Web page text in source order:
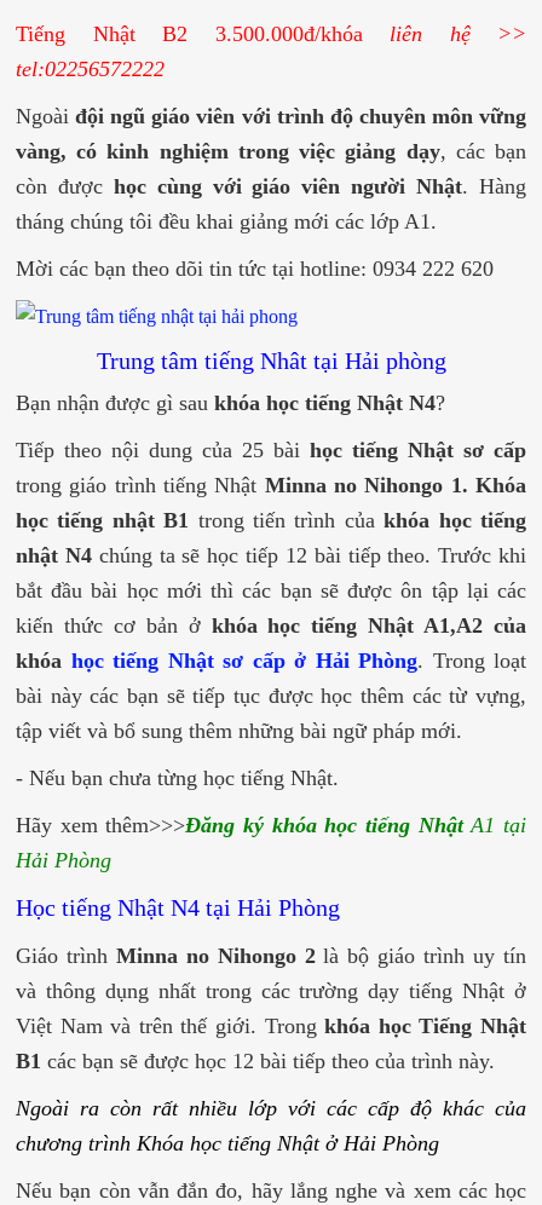
Tiếng Nhật B2 3.500.000đ/khóa liên hệ >>
tel:02256572222
Ngoàiđội ngũ giáo viên với trình độ chuyên môn vững
vàng, có kinh nghiệm trong việc giảng dạy, các bạn
còn đượchọc cùng với giáo viên người Nhật. Hàng
tháng chúng tôi đều khai giảng mới các lớp A1.
Mời các bạn theo dõi tin tức tại hotline: 0934 222 620
Trung tâm tiếng Nhât tại Hải phòng
Bạn nhận được gì sau khóa học tiếng Nhật N4?
Tiếp theo nội dung của 25 bài học tiếng Nhật sơ cấp
trong giáo trình tiếng Nhật Minna no Nihongo 1. Khóa
học tiếng nhật B1 trong tiến trình củakhóa học tiếng
nhật N4chúng ta sẽ học tiếp 12 bài tiếp theo. Trước khi
bắt đầu bài học mới thì các bạn sẽ được ôn tập lại các
kiến thức cơ bản ở khóa học tiếng Nhật A1,A2 của
khóa học tiếng Nhật sơ cấp ở Hải Phòng. Trong loạt
bài này các bạn sẽ tiếp tục được học thêm các từ vựng,
tập viết và bổ sung thêm những bài ngữ pháp mới.
- Nếu bạn chưa từng học tiếng Nhật.
Hãy xem thêm>>>Đăng ký khóahọc tiếng NhậtA1 tại
Hải Phòng
Học tiếng Nhật N4 tại Hải Phòng
Giáo trình Minna no Nihongo 2là bộ giáo trình uy tín
và thông dụng nhất trong các trường dạy tiếng Nhật ở
Việt Nam và trên thế giới. Trongkhóa học Tiếng Nhật
B1 các bạn sẽ được học 12 bài tiếp theo của trình này.
Ngoài ra còn rất nhiều lớp với các cấp độ khác của
chương trình Khóa học tiếng Nhật ở Hải Phòng
Nếu bạn còn vẫn đắn đo, hãy lắng nghe và xem các học